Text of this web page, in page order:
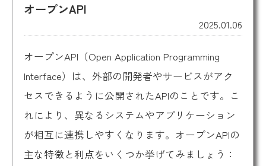
オープンAPI
2025.01.06
オープンAPI（Open Application Programming
Interface）は、外部の開発者やサービスがアク
セスできるように公開されたAPIのことです。こ
れにより、異なるシステムやアプリケーション
が相互に連携しやすくなります。オープンAPIの
主な特徴と利点をいくつか挙げてみましょう：